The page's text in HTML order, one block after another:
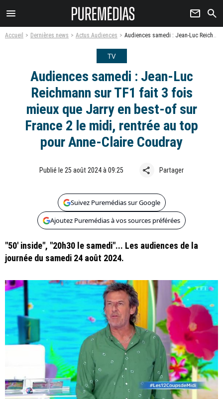
menu newsletter search
Accueil Dernières news Actus Audiences Audiences samedi : Jean-Luc Reichmann sur TF1 fait 3 fois mieux que Jarry en best-of sur France 2 le midi, rentrée au top pour Anne-Claire Coudray
TV
Audiences samedi : Jean-Luc
Reichmann sur TF1 fait 3 fois
mieux que Jarry en best-of sur
France 2 le midi, rentrée au top
pour Anne-Claire Coudray
Publié le 25 août 2024 à 09:25 share Partager
Suivez Puremédias sur Google
Ajoutez Puremédias à vos sources préférées
"50' inside", "20h30 le samedi"... Les audiences de la
journée du samedi 24 août 2024.